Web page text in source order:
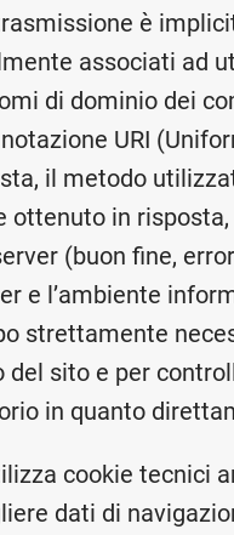
è
associati ad
di dominio dei
URI
il metodo
ottenuto in
(buon fine,
e l’ambiente
strettamente
del sito e per
in quanto
cookie tecnici
dati di